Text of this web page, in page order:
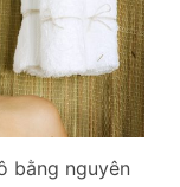
bằng nguyên